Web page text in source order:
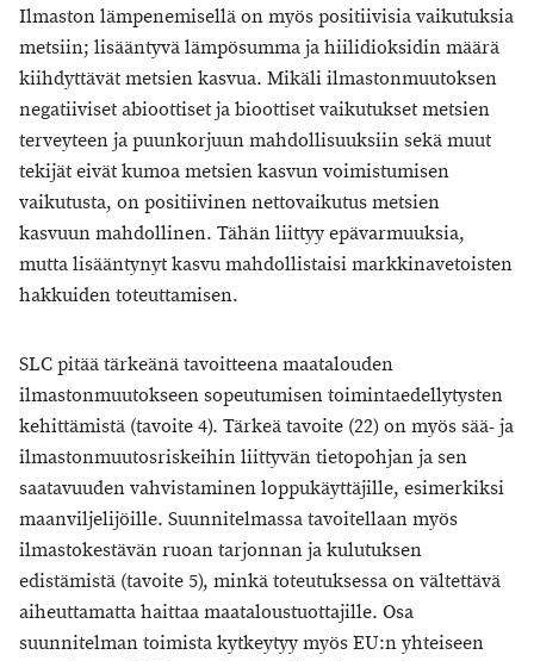
Ilmaston lämpenemisellä on myös positiivisia vaikutuksia
metsiin; lisääntyvä lämpösumma ja hiilidioksidin määrä
kiihdyttävät metsien kasvua. Mikäli ilmastonmuutoksen
negatiiviset abioottiset ja bioottiset vaikutukset metsien
terveyteen ja puunkorjuun mahdollisuuksiin sekä muut
tekijät eivät kumoa metsien kasvun voimistumisen
vaikutusta, on positiivinen nettovaikutus metsien
kasvuun mahdollinen. Tähän liittyy epävarmuuksia,
mutta lisääntynyt kasvu mahdollistaisi markkinavetoisten
hakkuiden toteuttamisen.
SLC pitää tärkeänä tavoitteena maatalouden
ilmastonmuutokseen sopeutumisen toimintaedellytysten
kehittämistä (tavoite 4). Tärkeä tavoite (22) on myös sää- ja
ilmastonmuutosriskeihin liittyvän tietopohjan ja sen
saatavuuden vahvistaminen loppukäyttäjille, esimerkiksi
maanviljelijöille. Suunnitelmassa tavoitellaan myös
ilmastokestävän ruoan tarjonnan ja kulutuksen
edistämistä (tavoite 5), minkä toteutuksessa on vältettävä
aiheuttamatta haittaa maataloustuottajille. Osa
suunnitelman toimista kytkeytyy myös EU:n yhteiseen